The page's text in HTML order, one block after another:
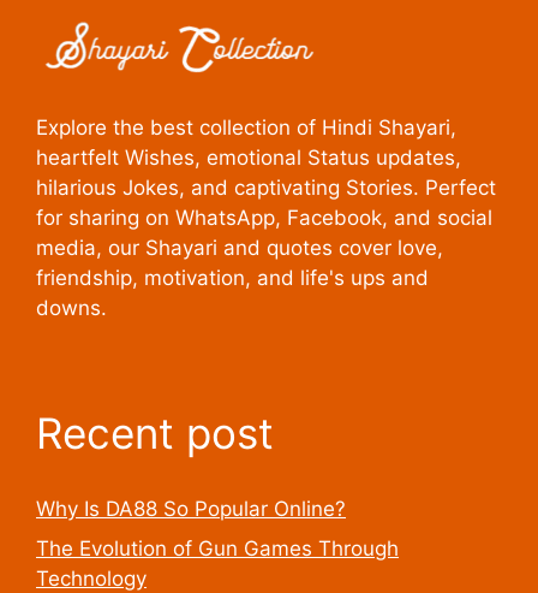
Explore the best collection of Hindi Shayari,
heartfelt Wishes, emotional Status updates,
hilarious Jokes, and captivating Stories. Perfect
for sharing on WhatsApp, Facebook, and social
media, our Shayari and quotes cover love,
friendship, motivation, and life's ups and
downs.
Recent post
Why Is DA88 So Popular Online?
The Evolution of Gun Games Through
Technology